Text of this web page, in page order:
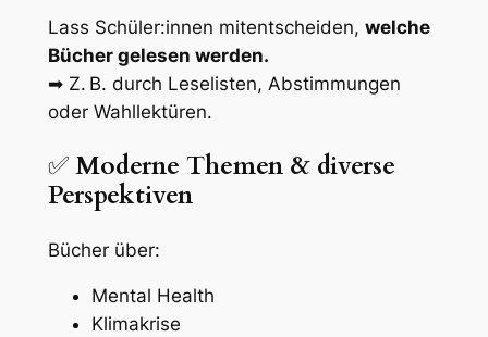
Lass Schüler:innen mitentscheiden, welche
Bücher gelesen werden.
➡ Z. B. durch Leselisten, Abstimmungen
oder Wahllektüren.
✅Moderne Themen & diverse
Perspektiven
Bücher über:
Mental Health
Klimakrise